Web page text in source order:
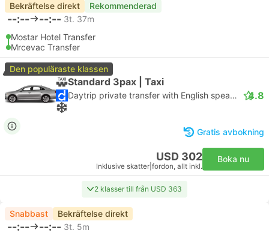
Bekräftelse direkt Rekommenderad
--:-- --:-- 3t. 37m
Mostar Hotel Transfer
Mrcevac Transfer
Den populäraste klassen
Standard 3pax | Taxi
Daytrip private transfer with English speaking driver 4.8
Gratis avbokning
USD 302
Inklusive skatter fordon, allt inkl.
Boka nu
2 klasser till från USD 363
Snabbast Bekräftelse direkt
--:-- --:-- 3t. 5m